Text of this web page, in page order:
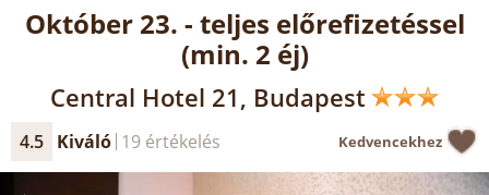
Október 23. - teljes előrefizetéssel
(min. 2 éj)
Central Hotel 21, Budapest
4.5 Kiváló 19 értékelés Kedvencekhez